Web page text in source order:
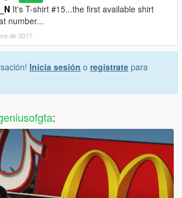
It's T-shirt #15...the first available shirt
number...
de 2017
Inicia sesión o regístrate para
: